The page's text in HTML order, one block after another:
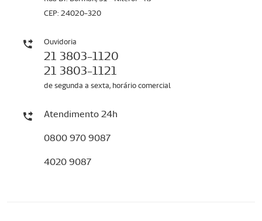
CEP: 24020-320
Ouvidoria
21 3803-1120
21 3803-1121
de segunda a sexta, horário comercial
Atendimento 24h
0800 970 9087
4020 9087